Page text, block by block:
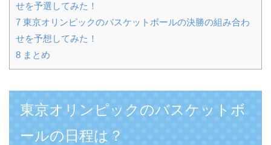
せを予選してみた！
7 東京オリンピックのバスケットボールの決勝の組み合わ
せを予想してみた！
8 まとめ
東京オリンピックのバスケットボ
ールの日程は？